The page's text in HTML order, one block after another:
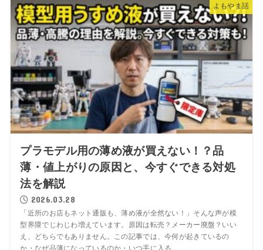
よもやま話
プラモデル用の薄め液が買えない！？品
薄・値上がりの原因と、今すぐできる対処
法を解説
2026.03.28
「近所のお店もネット通販も、薄め液が全然ない！」そんな声が模
型界隈でじわじわ増えています。原因は転売？メーカー廃盤？いい
え、どちらでもありません。この記事では、今何が起きているの
か・なぜ品薄になっているのか・いつ手に入る...